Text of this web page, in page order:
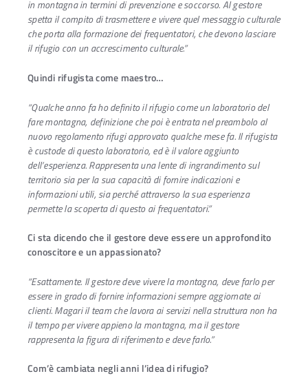
in montagna in termini di prevenzione e soccorso. Al gestore
spetta il compito di trasmettere e vivere quel messaggio culturale
che porta alla formazione dei frequentatori, che devono lasciare
il rifugio con un accrescimento culturale.”
Quindi rifugista come maestro…
“Qualche anno fa ho definito il rifugio come un laboratorio del
fare montagna, definizione che poi è entrata nel preambolo al
nuovo regolamento rifugi approvato qualche mese fa. Il rifugista
è custode di questo laboratorio, ed è il valore aggiunto
dell’esperienza. Rappresenta una lente di ingrandimento sul
territorio sia per la sua capacità di fornire indicazioni e
informazioni utili, sia perché attraverso la sua esperienza
permette la scoperta di questo ai frequentatori.”
Ci sta dicendo che il gestore deve essere un approfondito
conoscitore e un appassionato?
“Esattamente. Il gestore deve vivere la montagna, deve farlo per
essere in grado di fornire informazioni sempre aggiornate ai
clienti. Magari il team che lavora ai servizi nella struttura non ha
il tempo per vivere appieno la montagna, ma il gestore
rappresenta la figura di riferimento e deve farlo.”
Com’è cambiata negli anni l’idea di rifugio?